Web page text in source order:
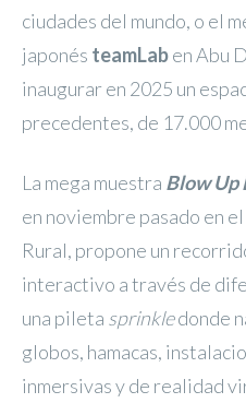
ciudades del mundo, o el
japonés teamLaben Abu
inaugurar en 2025 un
precedentes, de 17.000
La mega muestra Blow Up
en noviembre pasado en
Rural, propone un
interactivo a través de
una pileta sprinkledonde
globos, hamacas,
inmersivas y de realidad